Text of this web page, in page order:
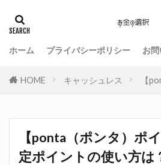
ホーム プライバシーポリシー お
HOME キャッシュレス 【
【ponta（ポンタ）ポ
定ポイントの使い方は